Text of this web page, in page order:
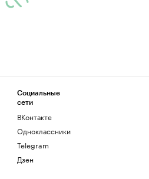
Социальные
сети
ВКонтакте
Одноклассники
Telegram
Дзен